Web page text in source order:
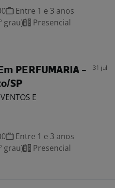
Entre 1 e 3 anos
grau)
Presencial
PERFUMARIA -
SP
31 jul
E
Entre 1 e 3 anos
grau)
Presencial